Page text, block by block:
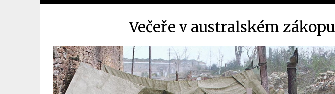
Večeře v australském zákopu